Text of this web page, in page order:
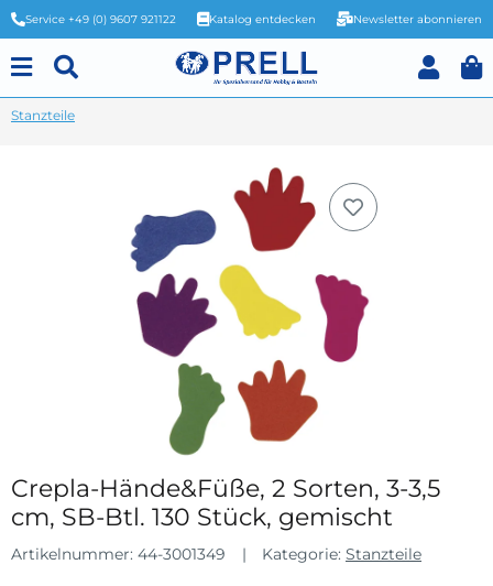
Service +49 (0) 9607 921122 Katalog entdecken Newsletter abonnieren
Stanzteile
Crepla-Hände&Füße, 2 Sorten, 3-3,5
cm, SB-Btl. 130 Stück, gemischt
Artikelnummer: 44-3001349 Kategorie: Stanzteile